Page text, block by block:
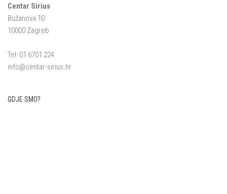
Centar Sirius
Bužanova 10
10000 Zagreb
Tel: 01 6701 224
info@centar-sirius.hr
GDJE SMO?